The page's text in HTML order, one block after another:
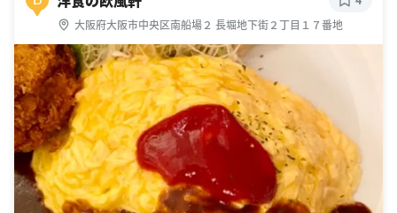
大阪府大阪市中央区南船場２ 長堀地下街２丁目１７番地